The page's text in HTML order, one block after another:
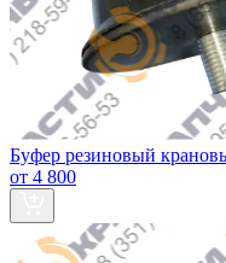
Буфер резиновый
от 4 800